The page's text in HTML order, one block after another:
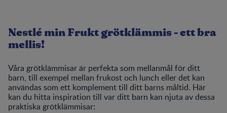
Nestlé min Frukt grötklämmis - ett bra
mellis!
Våra grötklämmisar är perfekta som mellanmål för ditt
barn, till exempel mellan frukost och lunch eller det kan
användas som ett komplement till ditt barns måltid. Här
kan du hitta inspiration till var ditt barn kan njuta av dessa
praktiska grötklämmisar: